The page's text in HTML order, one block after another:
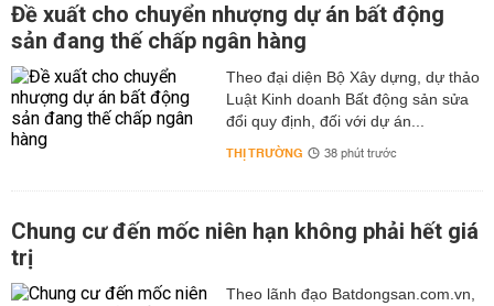
Đề xuất cho chuyển nhượng dự án bất động
sản đang thế chấp ngân hàng
Theo đại diện Bộ Xây dựng, dự thảo
Luật Kinh doanh Bất động sản sửa
đổi quy định, đối với dự án...
THỊ TRƯỜNG 38 phút trước
Chung cư đến mốc niên hạn không phải hết giá
trị
Theo lãnh đạo Batdongsan.com.vn,